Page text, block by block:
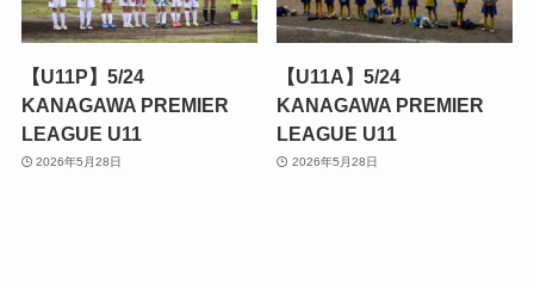
【U11P】5/24
KANAGAWA PREMIER
LEAGUE U11
2026年5月28日
【U11A】5/24
KANAGAWA PREMIER
LEAGUE U11
2026年5月28日